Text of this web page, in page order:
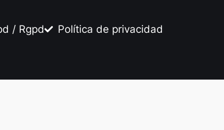
/ Rgpd Política de privacidad